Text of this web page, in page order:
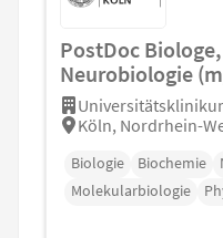
PostDoc
Neurobiologie
Köln, Nordrhein-
Biologie Biochemie
Molekularbiologie